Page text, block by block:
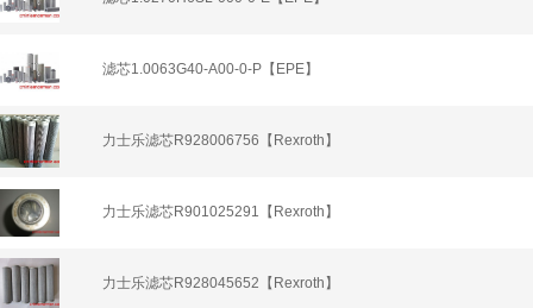
滤芯1.0063G40-A00-0-P【EPE】
力士乐滤芯R928006756【Rexroth】
力士乐滤芯R901025291【Rexroth】
力士乐滤芯R928045652【Rexroth】